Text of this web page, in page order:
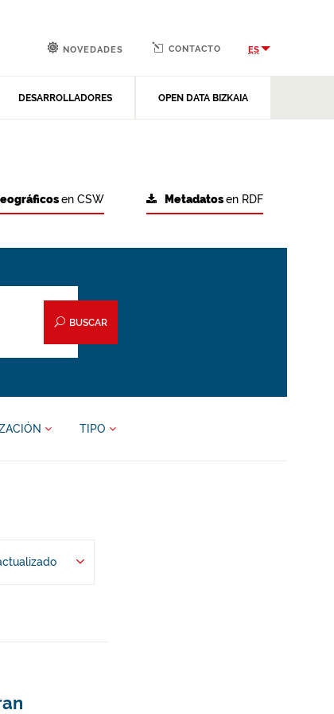
DESARROLLADORES OPEN DATA BIZKAIA
NOVEDADES CONTACTO ES
Metadatosen RDF
en CSW
BUSCAR
TIPO